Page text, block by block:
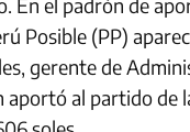
En el padrón de
Posible (PP)
gerente de
aportó al partido de